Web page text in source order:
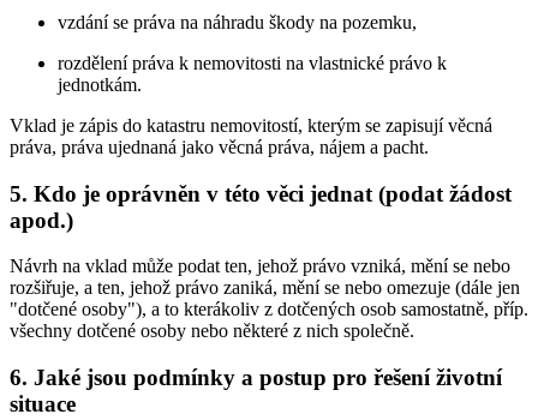
vzdání se práva na náhradu škody na pozemku,
rozdělení práva k nemovitosti na vlastnické právo k
jednotkám.
Vklad je zápis do katastru nemovitostí, kterým se zapisují věcná
práva, práva ujednaná jako věcná práva, nájem a pacht.
5. Kdo je oprávněn v této věci jednat (podat žádost
apod.)
Návrh na vklad může podat ten, jehož právo vzniká, mění se nebo
rozšiřuje, a ten, jehož právo zaniká, mění se nebo omezuje (dále jen
"dotčené osoby"), a to kterákoliv z dotčených osob samostatně, příp.
všechny dotčené osoby nebo některé z nich společně.
6. Jaké jsou podmínky a postup pro řešení životní
situace